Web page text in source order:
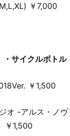
￥7,000
サイクルボトル
￥1,500
オ -アルス・ノ
￥1,500